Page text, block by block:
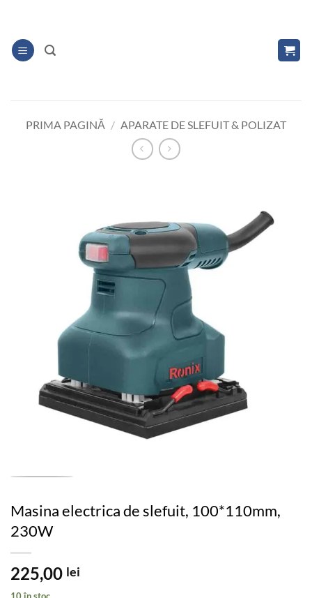
content
PRIMA PAGINĂ / APARATE DE SLEFUIT & POLIZAT
Masina electrica de slefuit, 100*110mm,
230W
225,00 lei